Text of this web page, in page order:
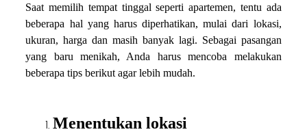
Saat memilih tempat tinggal seperti apartemen, tentu ada
beberapa hal yang harus diperhatikan, mulai dari lokasi,
ukuran, harga dan masih banyak lagi. Sebagai pasangan
yang baru menikah, Anda harus mencoba melakukan
beberapa tips berikut agar lebih mudah.
Menentukan lokasi